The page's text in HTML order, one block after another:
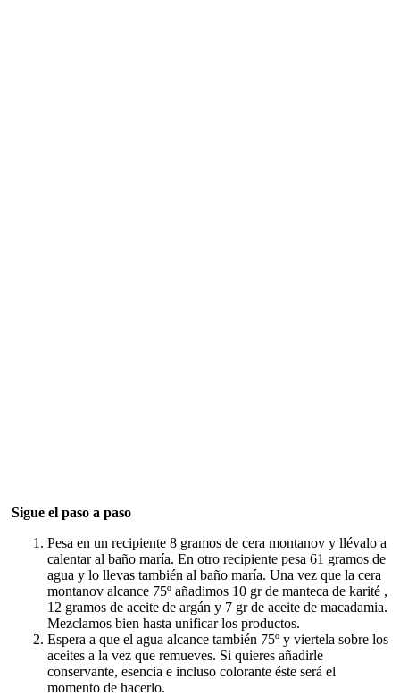
Sigue el paso a paso
Pesa en un recipiente 8 gramos de cera montanov y llévalo a
calentar al baño maría. En otro recipiente pesa 61 gramos de
agua y lo llevas también al baño maría. Una vez que la cera
montanov alcance 75º añadimos 10 gr de manteca de karité ,
12 gramos de aceite de argán y 7 gr de aceite de macadamia.
Mezclamos bien hasta unificar los productos.
Espera a que el agua alcance también 75º y viertela sobre los
aceites a la vez que remueves. Si quieres añadirle
conservante, esencia e incluso colorante éste será el
momento de hacerlo.